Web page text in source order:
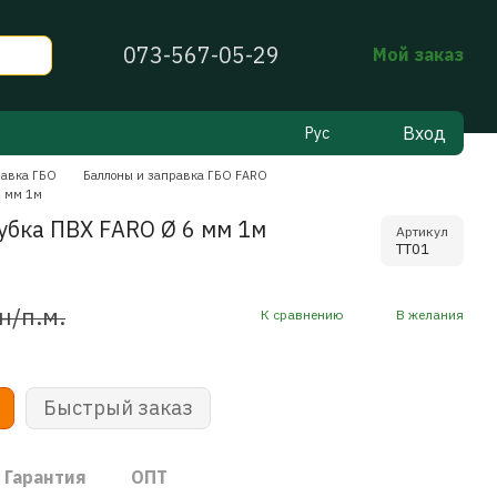
073-567-05-29 Мой заказ
Рус Вход
ГБО
Баллоны и заправка ГБО FARO
мм 1м
ПВХ FARO Ø 6 мм 1м Артикул
TT01
п.м. К сравнению В желания
Быстрый заказ
Гарантия ОПТ